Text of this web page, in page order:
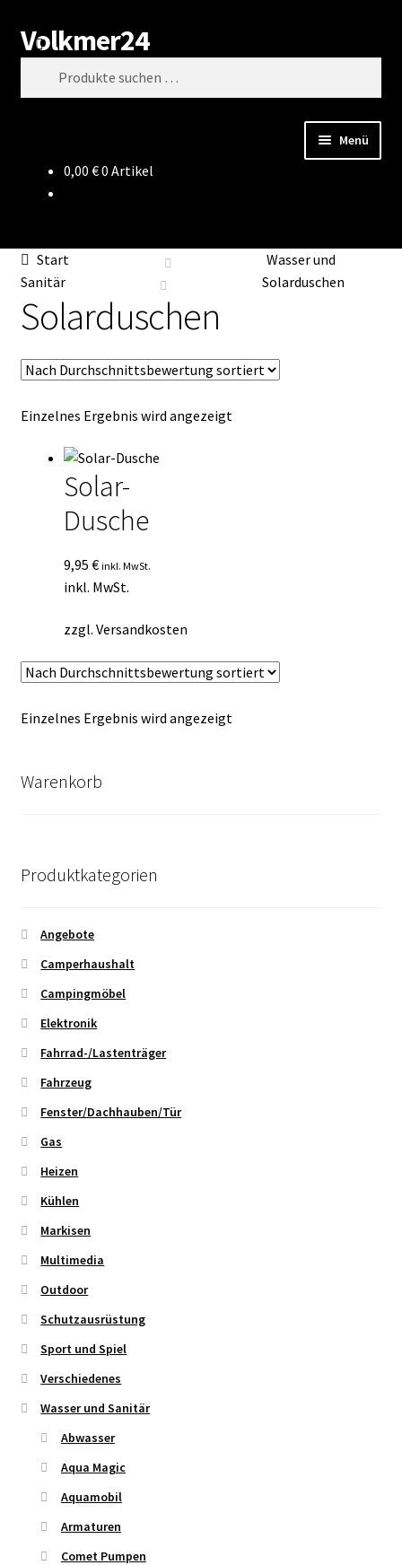
Zur
Navigation
springen
Zum
Inhalt
springen
Volkmer24
Suchen
Menü
Impressum
Datenschutz
Impressum
Kasse
Mein Konto
Mein Konto
Vertrag widerrufen
0,00 €0 Artikel
Start
Wasser und
Sanitär
Solarduschen
Solarduschen
Einzelnes Ergebnis wird angezeigt
Solar-
Dusche
9,95 € inkl. MwSt.
inkl. MwSt.
zzgl. Versandkosten
Einzelnes Ergebnis wird angezeigt
Warenkorb
Produktkategorien
Angebote
Camperhaushalt
Campingmöbel
Elektronik
Fahrrad-/Lastenträger
Fahrzeug
Fenster/Dachhauben/Tür
Gas
Heizen
Kühlen
Markisen
Multimedia
Outdoor
Schutzausrüstung
Sport und Spiel
Verschiedenes
Wasser und Sanitär
Abwasser
Aqua Magic
Aquamobil
Armaturen
Comet Pumpen